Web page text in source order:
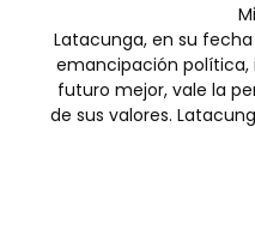
Latacunga, en su fecha
emancipación política,
futuro mejor, vale la
de sus valores.